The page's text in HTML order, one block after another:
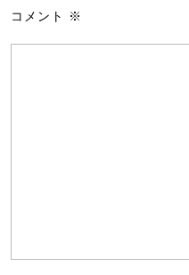
コメント ※